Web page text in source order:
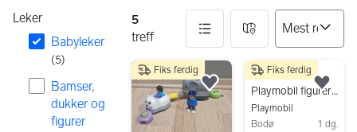
Leker
Babyleker
(5)
Bamser,
dukker og
figurer
5
treff
5 resultater
Fiks ferdig
Legg til som favoritt.
750 kr
Playmobil figurer og sett
Playmobil
Bodø
1 dg.
Fiks ferdig